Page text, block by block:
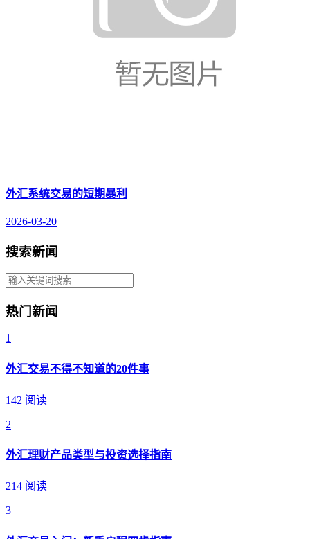
外汇系统交易的短期暴利
2026-03-20
搜索新闻
热门新闻
1
外汇交易不得不知道的20件事
142 阅读
2
外汇理财产品类型与投资选择指南
214 阅读
3